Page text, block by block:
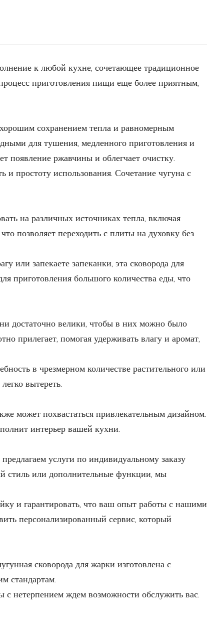
к любой кухне, сочетающее традиционное
приготовления пищи еще более приятным,
хорошим сохранением тепла и равномерным
для тушения, медленного приготовления и
появление ржавчины и облегчает очистку.
и простоту использования. Сочетание чугуна с
на различных источниках тепла, включая
позволяет переходить с плиты на духовку без
или запекаете запеканки, эта сковорода для
приготовления большого количества еды, что
достаточно велики, чтобы в них можно было
прилегает, помогая удерживать влагу и аромат,
в чрезмерном количестве растительного или
вытереть.
может похвастаться привлекательным дизайном.
интерьер вашей кухни.
услуги по индивидуальному заказу
стиль или дополнительные функции, мы
и гарантировать, что ваш опыт работы с нашими
персонализированный сервис, который
сковорода для жарки изготовлена ​​с
стандартам.
нетерпением ждем возможности обслужить вас.